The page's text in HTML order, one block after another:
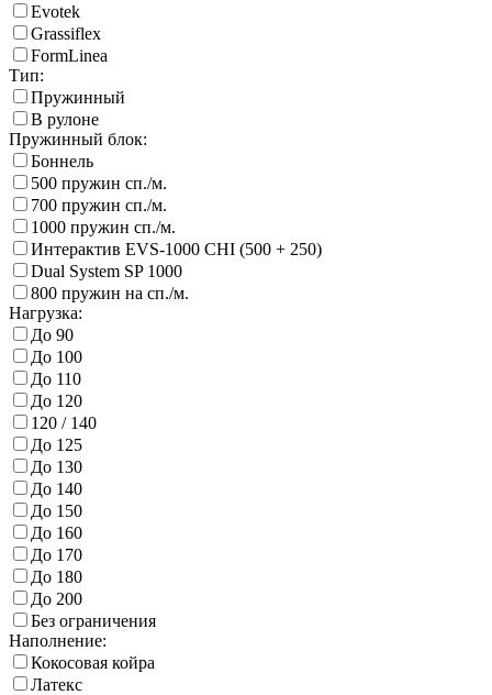
Еvotek
Grassiflex
FormLinea
Тип:
Пружинный
В рулоне
Пружинный блок:
Боннель
500 пружин сп./м.
700 пружин сп./м.
1000 пружин сп./м.
Интерактив EVS-1000 CHI (500 + 250)
Dual System SP 1000
800 пружин на сп./м.
Нагрузка:
До 90
До 100
До 110
До 120
120 / 140
До 125
До 130
До 140
До 150
До 160
До 170
До 180
До 200
Без ограничения
Наполнение:
Кокосовая койра
Латекс